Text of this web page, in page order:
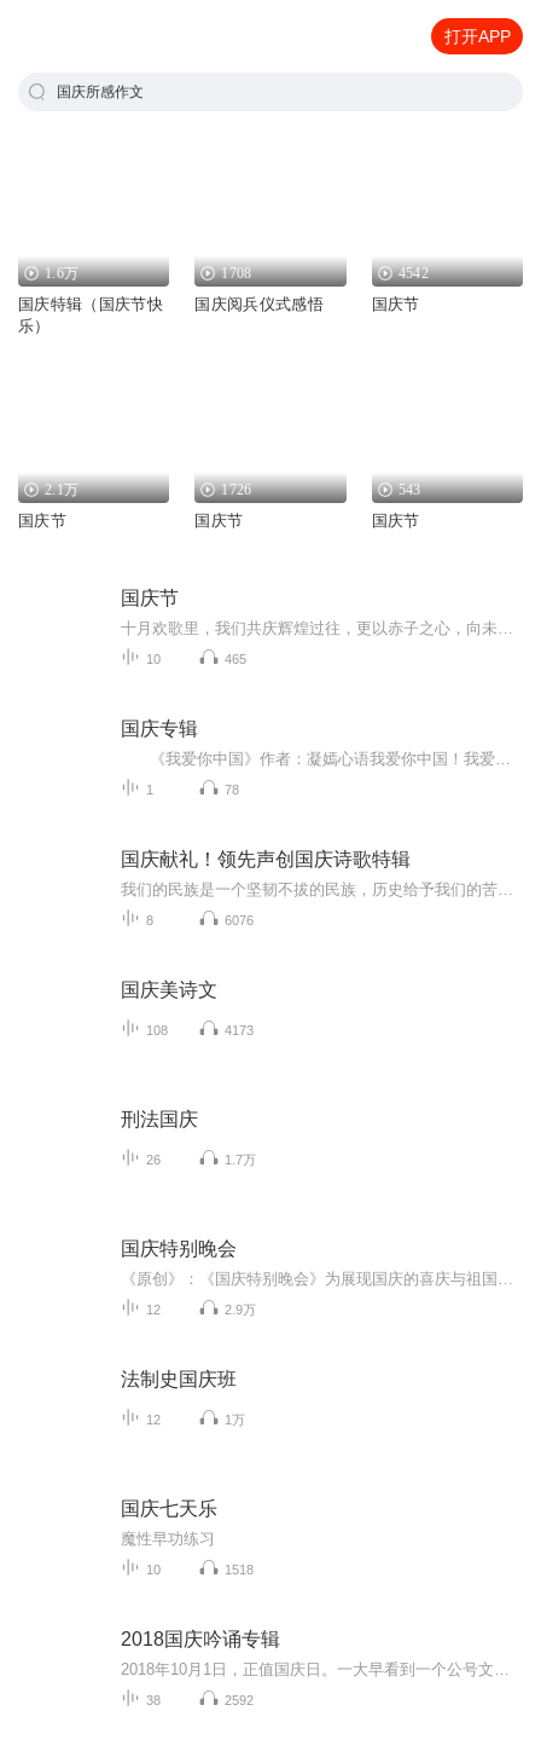
打开APP
国庆所感作文
1.6万
国庆特辑（国庆节快
乐）
1708
国庆阅兵仪式感悟
4542
国庆节
2.1万
国庆节
1726
国庆节
543
国庆节
国庆节
10 465
国庆专辑
1 78
国庆献礼！领先声创国庆诗歌特辑
8 6076
国庆美诗文
108 4173
刑法国庆
26 1.7万
国庆特别晚会
12 2.9万
法制史国庆班
12 1万
国庆七天乐
魔性早功练习
10 1518
2018国庆吟诵专辑
38 2592